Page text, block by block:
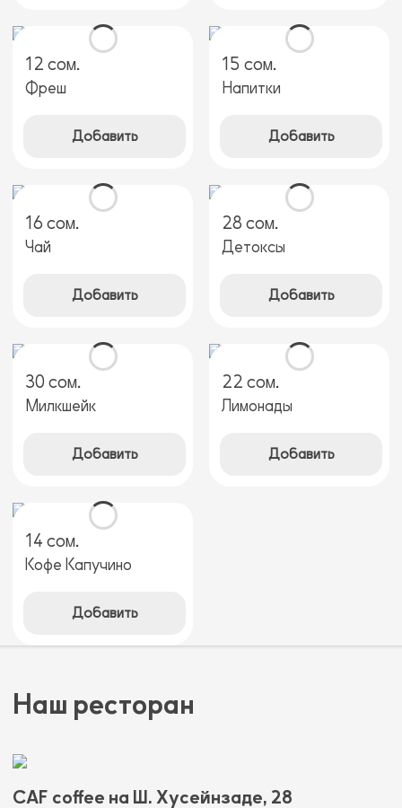
12 сом.
Фреш
Добавить
15 сом.
Напитки
Добавить
16 сом.
Чай
Добавить
28 сом.
Детоксы
Добавить
30 сом.
Милкшейк
Добавить
22 сом.
Лимонады
Добавить
14 сом.
Кофе Капучино
Добавить
Наш ресторан
CAF coffee на Ш. Хусейнзаде, 28